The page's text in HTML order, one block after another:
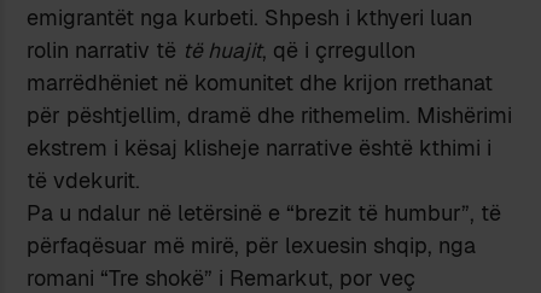
emigrantët nga kurbeti. Shpesh i kthyeri luan
rolin narrativ të të huajit, që i çrregullon
marrëdhëniet në komunitet dhe krijon rrethanat
për pështjellim, dramë dhe rithemelim. Mishërimi
ekstrem i kësaj klisheje narrative është kthimi i
të vdekurit.
Pa u ndalur në letërsinë e “brezit të humbur”, të
përfaqësuar më mirë, për lexuesin shqip, nga
romani “Tre shokë” i Remarkut, por veç